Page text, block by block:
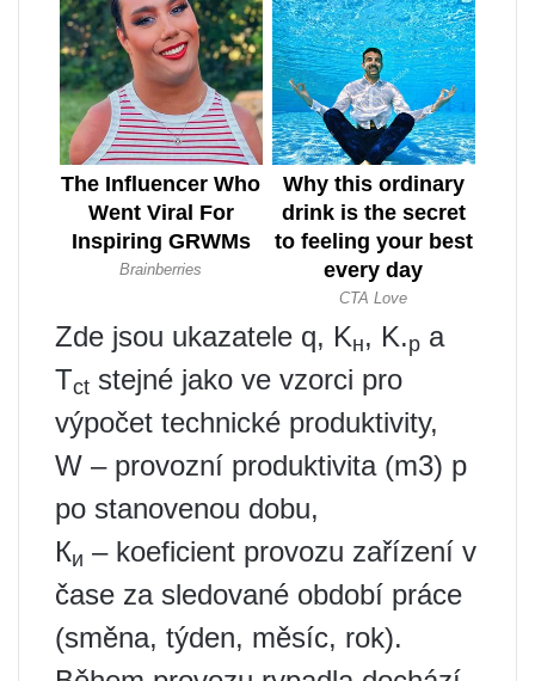
Zde jsou ukazatele q, Kн, K.р a
Tct stejné jako ve vzorci pro
výpočet technické produktivity,
W – provozní produktivita (m3) p
po stanovenou dobu,
Ки – koeficient provozu zařízení v
čase za sledované období práce
(směna, týden, měsíc, rok).